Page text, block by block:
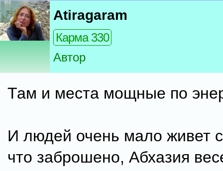
Atiragaram
Карма 330
Автор
Там и места мощные по
И людей очень мало живет
что заброшено, Абхазия